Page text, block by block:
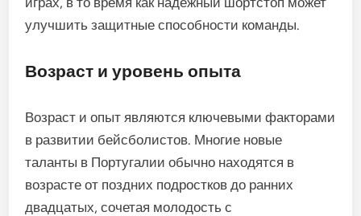
улучшить защитные способности команды.
Возраст и уровень опыта
Возраст и опыт являются ключевыми факторами
в развитии бейсболистов. Многие новые
таланты в Португалии обычно находятся в
возрасте от поздних подростков до ранних
двадцатых, сочетая молодость с